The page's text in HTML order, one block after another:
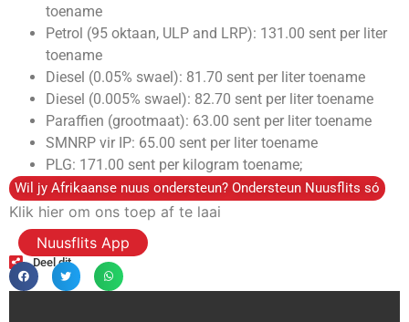
toename
Petrol (95 oktaan, ULP and LRP): 131.00 sent per liter
toename
Diesel (0.05% swael): 81.70 sent per liter toename
Diesel (0.005% swael): 82.70 sent per liter toename
Paraffien (grootmaat): 63.00 sent per liter toename
SMNRP vir IP: 65.00 sent per liter toename
PLG: 171.00 sent per kilogram toename;
Wil jy Afrikaanse nuus ondersteun? Ondersteun Nuusflits só
Klik hier om ons toep af te laai
Nuusflits App
Deel dit